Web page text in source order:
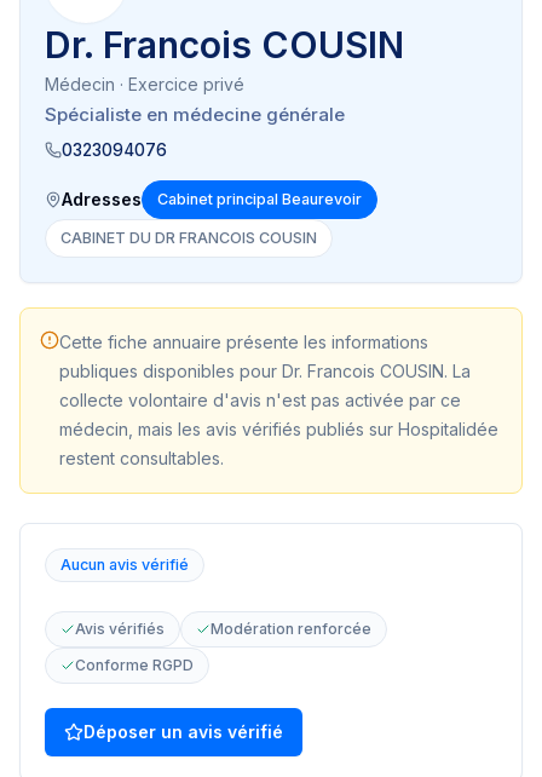
Dr. Francois COUSIN
Médecin · Exercice privé
Spécialiste en médecine générale
0323094076
Adresses Cabinet principal Beaurevoir
CABINET DU DR FRANCOIS COUSIN
Cette fiche annuaire présente les informations
publiques disponibles pour Dr. Francois COUSIN. La
collecte volontaire d'avis n'est pas activée par ce
médecin, mais les avis vérifiés publiés sur Hospitalidée
restent consultables.
Aucun avis vérifié
Avis vérifiés
Modération renforcée
Conforme RGPD
Déposer un avis vérifié